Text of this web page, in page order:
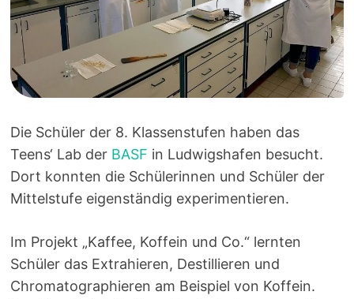
Die Schüler der 8. Klassenstufen haben das
Teens‘ Lab der BASF in Ludwigshafen besucht.
Dort konnten die Schülerinnen und Schüler der
Mittelstufe eigenständig experimentieren.
Im Projekt „Kaffee, Koffein und Co.“ lernten
Schüler das Extrahieren, Destillieren und
Chromatographieren am Beispiel von Koffein.